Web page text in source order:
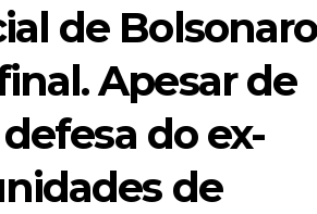
de
Apesar de
do ex-
de